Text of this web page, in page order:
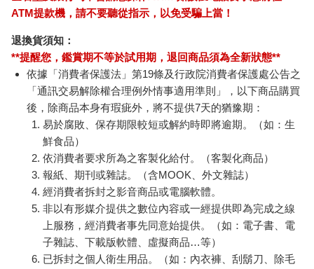
ATM提款機，請不要聽從指示，以免受騙上當！
退換貨須知：
**提醒您，鑑賞期不等於試用期，退回商品須為全新狀態**
依據「消費者保護法」第19條及行政院消費者保護處公告之
「通訊交易解除權合理例外情事適用準則」，以下商品購買
後，除商品本身有瑕疵外，將不提供7天的猶豫期：
易於腐敗、保存期限較短或解約時即將逾期。（如：生
鮮食品）
依消費者要求所為之客製化給付。（客製化商品）
報紙、期刊或雜誌。（含MOOK、外文雜誌）
經消費者拆封之影音商品或電腦軟體。
非以有形媒介提供之數位內容或一經提供即為完成之線
上服務，經消費者事先同意始提供。（如：電子書、電
子雜誌、下載版軟體、虛擬商品…等）
已拆封之個人衛生用品。（如：內衣褲、刮鬍刀、除毛